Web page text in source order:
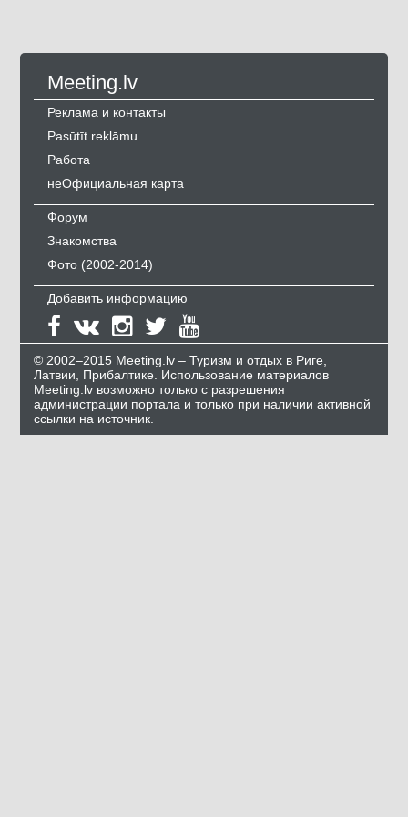
Meeting.lv
Реклама и контакты
Pasūtīt reklāmu
Работа
неОфициальная карта
Форум
Знакомства
Фото (2002-2014)
Добавить информацию
© 2002–2015 Meeting.lv – Туризм и отдых в Риге,
Латвии, Прибалтике. Использование материалов
Meeting.lv возможно только с разрешения
администрации портала и только при наличии активной
ссылки на источник.